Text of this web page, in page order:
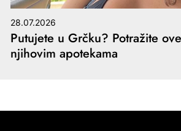
28.07.2026
Putujete u Grčku? Potražite
njihovim apotekama